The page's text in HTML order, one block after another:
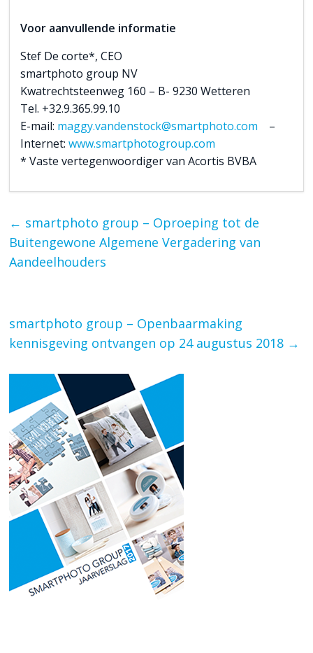
Voor aanvullende informatie
Stef De corte*, CEO
smartphoto group NV
Kwatrechtsteenweg 160 – B- 9230 Wetteren
Tel. +32.9.365.99.10
E-mail: maggy.vandenstock@smartphoto.com –
Internet:www.smartphotogroup.com
* Vaste vertegenwoordiger van Acortis BVBA
← smartphoto group – Oproeping tot de
Buitengewone Algemene Vergadering van
Aandeelhouders
smartphoto group – Openbaarmaking
kennisgeving ontvangen op 24 augustus 2018 →